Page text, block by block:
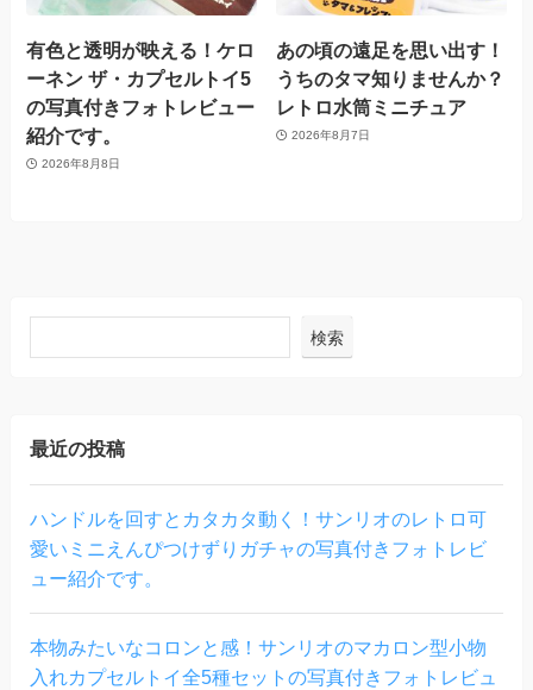
有色と透明が映える！ケロ
ーネン ザ・カプセルトイ5
の写真付きフォトレビュー
紹介です。
2026年8月8日
あの頃の遠足を思い出す！
うちのタマ知りませんか？
レトロ水筒ミニチュア
2026年8月7日
検索
最近の投稿
ハンドルを回すとカタカタ動く！サンリオのレトロ可
愛いミニえんぴつけずりガチャの写真付きフォトレビ
ュー紹介です。
本物みたいなコロンと感！サンリオのマカロン型小物
入れカプセルトイ全5種セットの写真付きフォトレビュ